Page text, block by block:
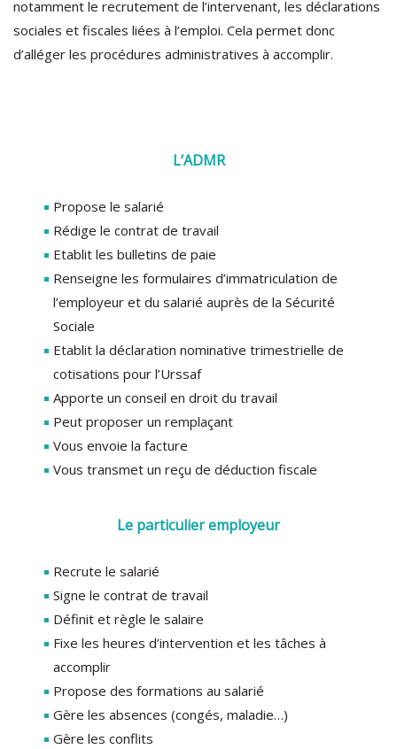
notamment le recrutement de l’intervenant, les déclarations
sociales et fiscales liées à l’emploi. Cela permet donc
d’alléger les procédures administratives à accomplir.
L’ADMR
Propose le salarié
Rédige le contrat de travail
Etablit les bulletins de paie
Renseigne les formulaires d’immatriculation de
l’employeur et du salarié auprès de la Sécurité
Sociale
Etablit la déclaration nominative trimestrielle de
cotisations pour l’Urssaf
Apporte un conseil en droit du travail
Peut proposer un remplaçant
Vous envoie la facture
Vous transmet un reçu de déduction fiscale
Le particulier employeur
Recrute le salarié
Signe le contrat de travail
Définit et règle le salaire
Fixe les heures d’intervention et les tâches à
accomplir
Propose des formations au salarié
Gère les absences (congés, maladie…)
Gère les conflits